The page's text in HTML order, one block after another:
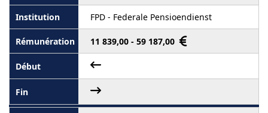
FPD - Federale Pensioendienst
11 839,00 - 59 187,00